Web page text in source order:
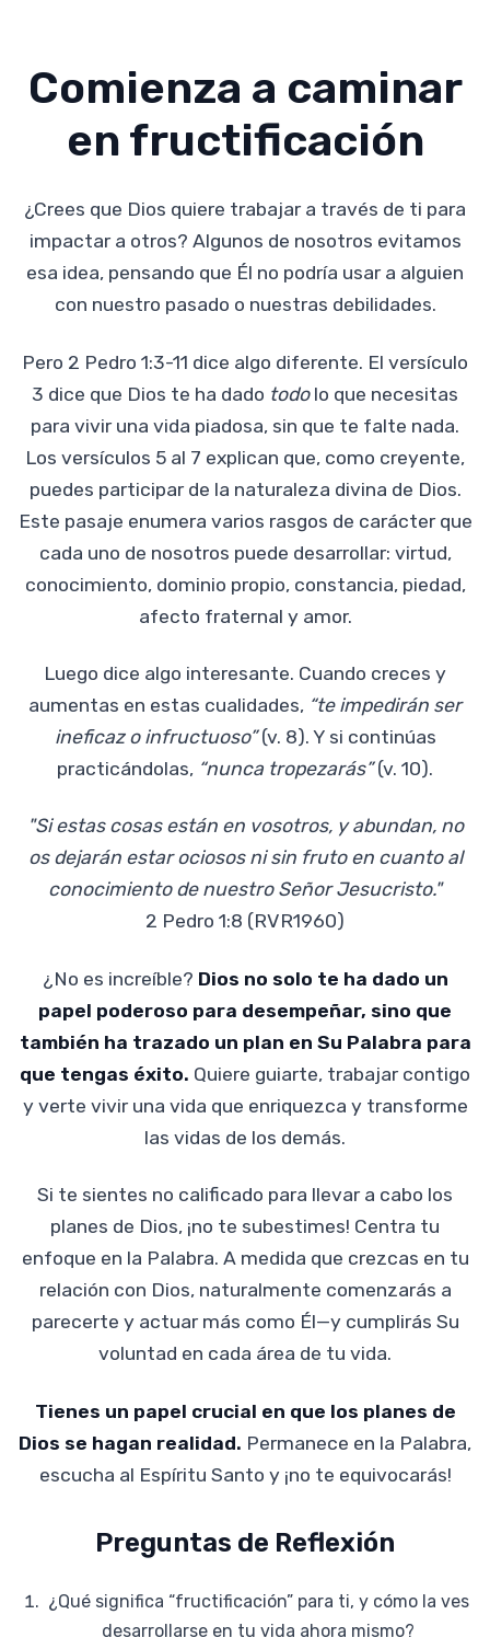
Comienza a caminar
en fructificación
¿Crees que Dios quiere trabajar a través de ti para
impactar a otros? Algunos de nosotros evitamos
esa idea, pensando que Él no podría usar a alguien
con nuestro pasado o nuestras debilidades.
Pero 2 Pedro 1:3-11 dice algo diferente. El versículo
3 dice que Dios te ha dado todo lo que necesitas
para vivir una vida piadosa, sin que te falte nada.
Los versículos 5 al 7 explican que, como creyente,
puedes participar de la naturaleza divina de Dios.
Este pasaje enumera varios rasgos de carácter que
cada uno de nosotros puede desarrollar: virtud,
conocimiento, dominio propio, constancia, piedad,
afecto fraternal y amor.
Luego dice algo interesante. Cuando creces y
aumentas en estas cualidades, “te impedirán ser
ineficaz o infructuoso”(v. 8). Y si continúas
practicándolas, “nunca tropezarás”(v. 10).
"Si estas cosas están en vosotros, y abundan, no
os dejarán estar ociosos ni sin fruto en cuanto al
conocimiento de nuestro Señor Jesucristo."
2 Pedro 1:8 (RVR1960)
¿No es increíble? Dios no solo te ha dado un
papel poderoso para desempeñar, sino que
también ha trazado un plan en Su Palabra para
que tengas éxito. Quiere guiarte, trabajar contigo
y verte vivir una vida que enriquezca y transforme
las vidas de los demás.
Si te sientes no calificado para llevar a cabo los
planes de Dios, ¡no te subestimes! Centra tu
enfoque en la Palabra. A medida que crezcas en tu
relación con Dios, naturalmente comenzarás a
parecerte y actuar más como Él—y cumplirás Su
voluntad en cada área de tu vida.
Tienes un papel crucial en que los planes de
Dios se hagan realidad. Permanece en la Palabra,
escucha al Espíritu Santo y ¡no te equivocarás!
Preguntas de Reflexión
¿Qué significa “fructificación” para ti, y cómo la ves
desarrollarse en tu vida ahora mismo?